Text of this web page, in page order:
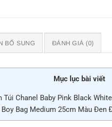
BỔ SUNG ĐÁNH GIÁ (0)
Mục lục bài viết
Túi Chanel Baby Pink Black
Boy Bag Medium 25cm Màu Đen